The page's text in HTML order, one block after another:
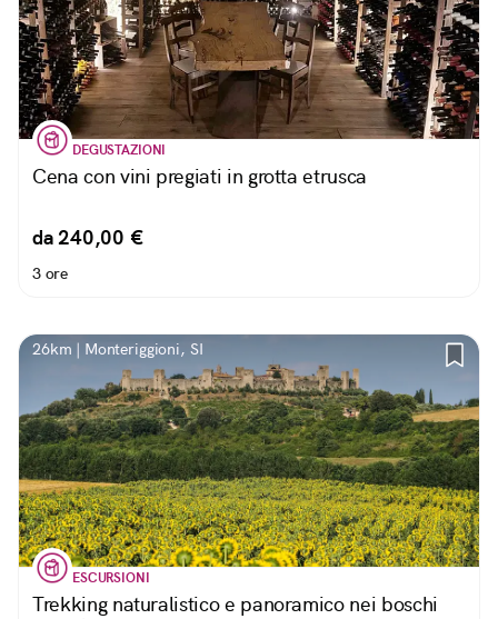
DEGUSTAZIONI
Cena con vini pregiati in grotta etrusca
da 240,00 €
3 ore
26km | Monteriggioni, SI
ESCURSIONI
Trekking naturalistico e panoramico nei boschi